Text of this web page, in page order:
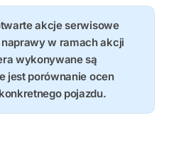
akcje serwisowe
naprawy w ramach akcji
wykonywane są
jest porównanie ocen
pojazdu.